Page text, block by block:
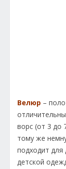
Велюр –
ворс (от 3 до
тому же
подходит
детской